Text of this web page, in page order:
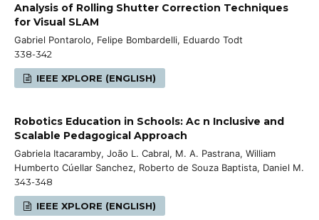
Analysis of Rolling Shutter Correction Techniques
for Visual SLAM
Gabriel Pontarolo, Felipe Bombardelli, Eduardo Todt
338-342
IEEE XPLORE (ENGLISH)
Robotics Education in Schools: Ac n Inclusive and
Scalable Pedagogical Approach
Gabriela Itacaramby, João L. Cabral, M. A. Pastrana, William
Humberto Cúellar Sanchez, Roberto de Souza Baptista, Daniel M.
343-348
IEEE XPLORE (ENGLISH)